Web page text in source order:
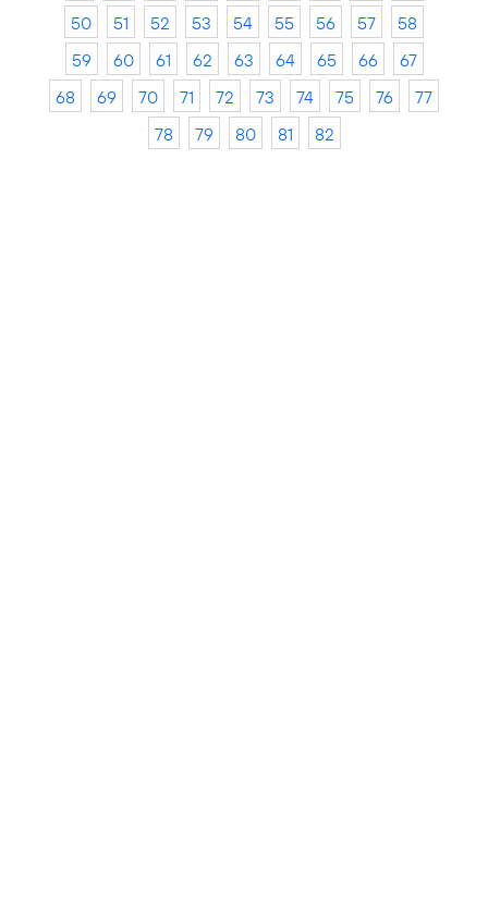
50
51 52 53 54 55 56 57
58
59
60 61 62 63 64 65 66
67
68
69 70 71 72 73 74 75 76
77
78
79 80 81 82